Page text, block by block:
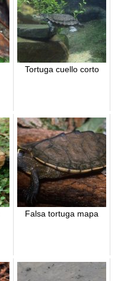
Tortuga cuello corto
Falsa tortuga mapa